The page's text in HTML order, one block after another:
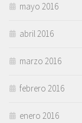
mayo 2016
abril 2016
marzo 2016
febrero 2016
enero 2016